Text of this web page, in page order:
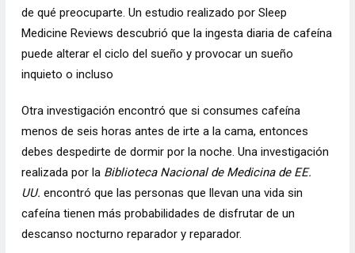
de qué preocuparte. Un estudio realizado por Sleep
Medicine Reviews descubrió que la ingesta diaria de cafeína
puede alterar el ciclo del sueño y provocar un sueño
inquieto o incluso
Otra investigación encontró que si consumes cafeína
menos de seis horas antes de irte a la cama, entonces
debes despedirte de dormir por la noche. Una investigación
realizada por la Biblioteca Nacional de Medicina de EE.
UU. encontró que las personas que llevan una vida sin
cafeína tienen más probabilidades de disfrutar de un
descanso nocturno reparador y reparador.